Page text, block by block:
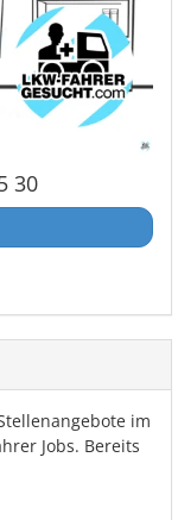
30
im
Jobs. Bereits